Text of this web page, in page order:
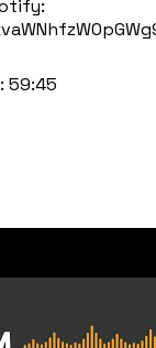
59:45